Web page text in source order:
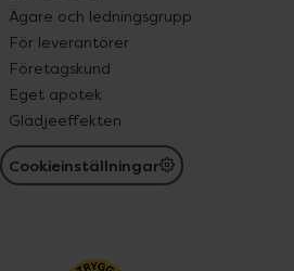
Ägare och ledningsgrupp
För leverantörer
Företagskund
Eget apotek
Glädjeeffekten
Cookieinställningar